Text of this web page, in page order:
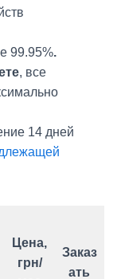
99.95%.
, все
14 дней
Цена,
грн/
Заказ
ать